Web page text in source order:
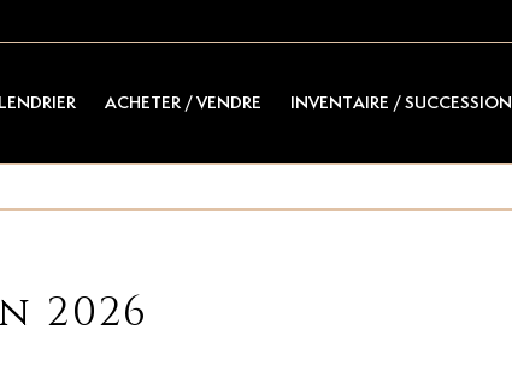
ACHETER / VENDRE INVENTAIRE / SUCCESSION
2026